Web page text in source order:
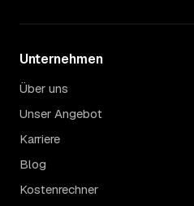
Unternehmen
Über uns
Unser Angebot
Karriere
Blog
Kostenrechner